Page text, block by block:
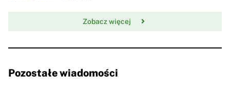
Zobacz więcej
Pozostałe wiadomości